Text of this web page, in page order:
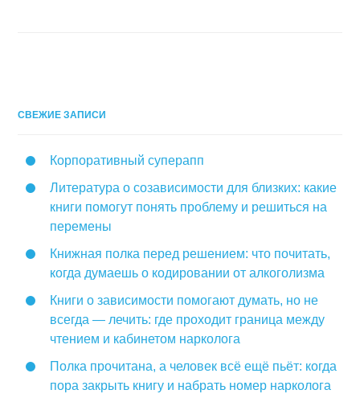
СВЕЖИЕ ЗАПИСИ
Корпоративный суперапп
Литература о созависимости для близких: какие
книги помогут понять проблему и решиться на
перемены
Книжная полка перед решением: что почитать,
когда думаешь о кодировании от алкоголизма
Книги о зависимости помогают думать, но не
всегда — лечить: где проходит граница между
чтением и кабинетом нарколога
Полка прочитана, а человек всё ещё пьёт: когда
пора закрыть книгу и набрать номер нарколога